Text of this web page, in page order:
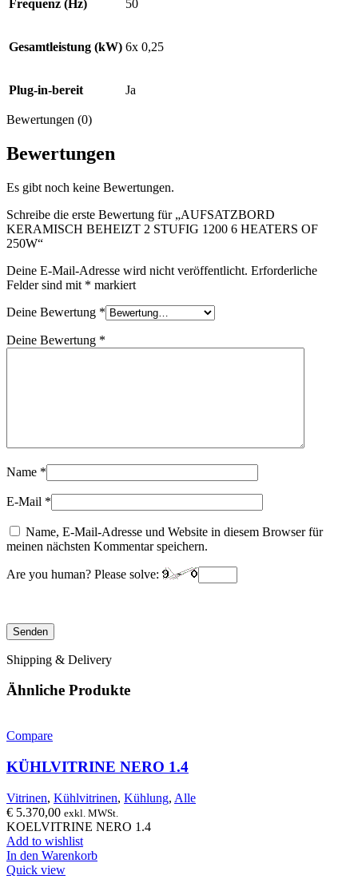
Frequenz (Hz) 50
Gesamtleistung (kW) 6x 0,25
Plug-in-bereit Ja
Bewertungen (0)
Bewertungen
Es gibt noch keine Bewertungen.
Schreibe die erste Bewertung für „AUFSATZBORD
KERAMISCH BEHEIZT 2 STUFIG 1200 6 HEATERS OF
250W“
Deine E-Mail-Adresse wird nicht veröffentlicht. Erforderliche
Felder sind mit * markiert
Deine Bewertung *
Deine Bewertung *
Name *
E-Mail *
Name, E-Mail-Adresse und Website in diesem Browser für
meinen nächsten Kommentar speichern.
Are you human? Please solve:
Shipping & Delivery
Ähnliche Produkte
Compare
KÜHLVITRINE NERO 1.4
Vitrinen, Kühlvitrinen, Kühlung, Alle
€ 5.370,00 exkl. MWSt.
KOELVITRINE NERO 1.4
Add to wishlist
In den Warenkorb
Quick view